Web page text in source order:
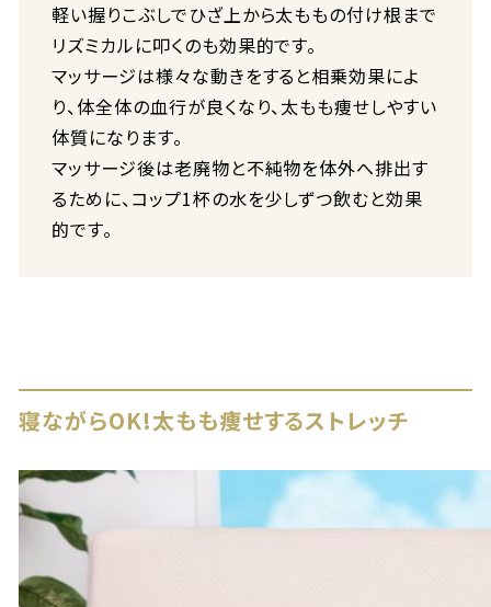
軽い握りこぶしでひざ上から太ももの付け根まで
リズミカルに叩くのも効果的です。
マッサージは様々な動きをすると相乗効果によ
り、体全体の血行が良くなり、太もも痩せしやすい
体質になります。
マッサージ後は老廃物と不純物を体外へ排出す
るために、コップ1杯の水を少しずつ飲むと効果
的です。
寝ながらOK!太もも痩せするストレッチ